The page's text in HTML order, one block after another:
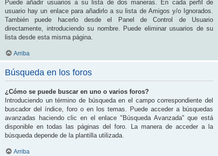
Puede añadir usuarios a su lista de dos maneras. En cada perfil de
usuario hay un enlace para añadirlo a su lista de Amigos y/o Ignorados.
También puede hacerlo desde el Panel de Control de Usuario
directamente, introduciendo su nombre. Puede eliminar usuarios de su
lista desde esta misma página.
Arriba
Búsqueda en los foros
¿Cómo se puede buscar en uno o varios foros?
Introduciendo un término de búsqueda en el campo correspondiente del
buscador del índice, foro o en los temas. Puede acceder a búsquedas
avanzadas haciendo clic en el enlace "Búsqueda Avanzada" que está
disponible en todas las páginas del foro. La manera de acceder a la
búsqueda depende de la plantilla utilizada.
Arriba